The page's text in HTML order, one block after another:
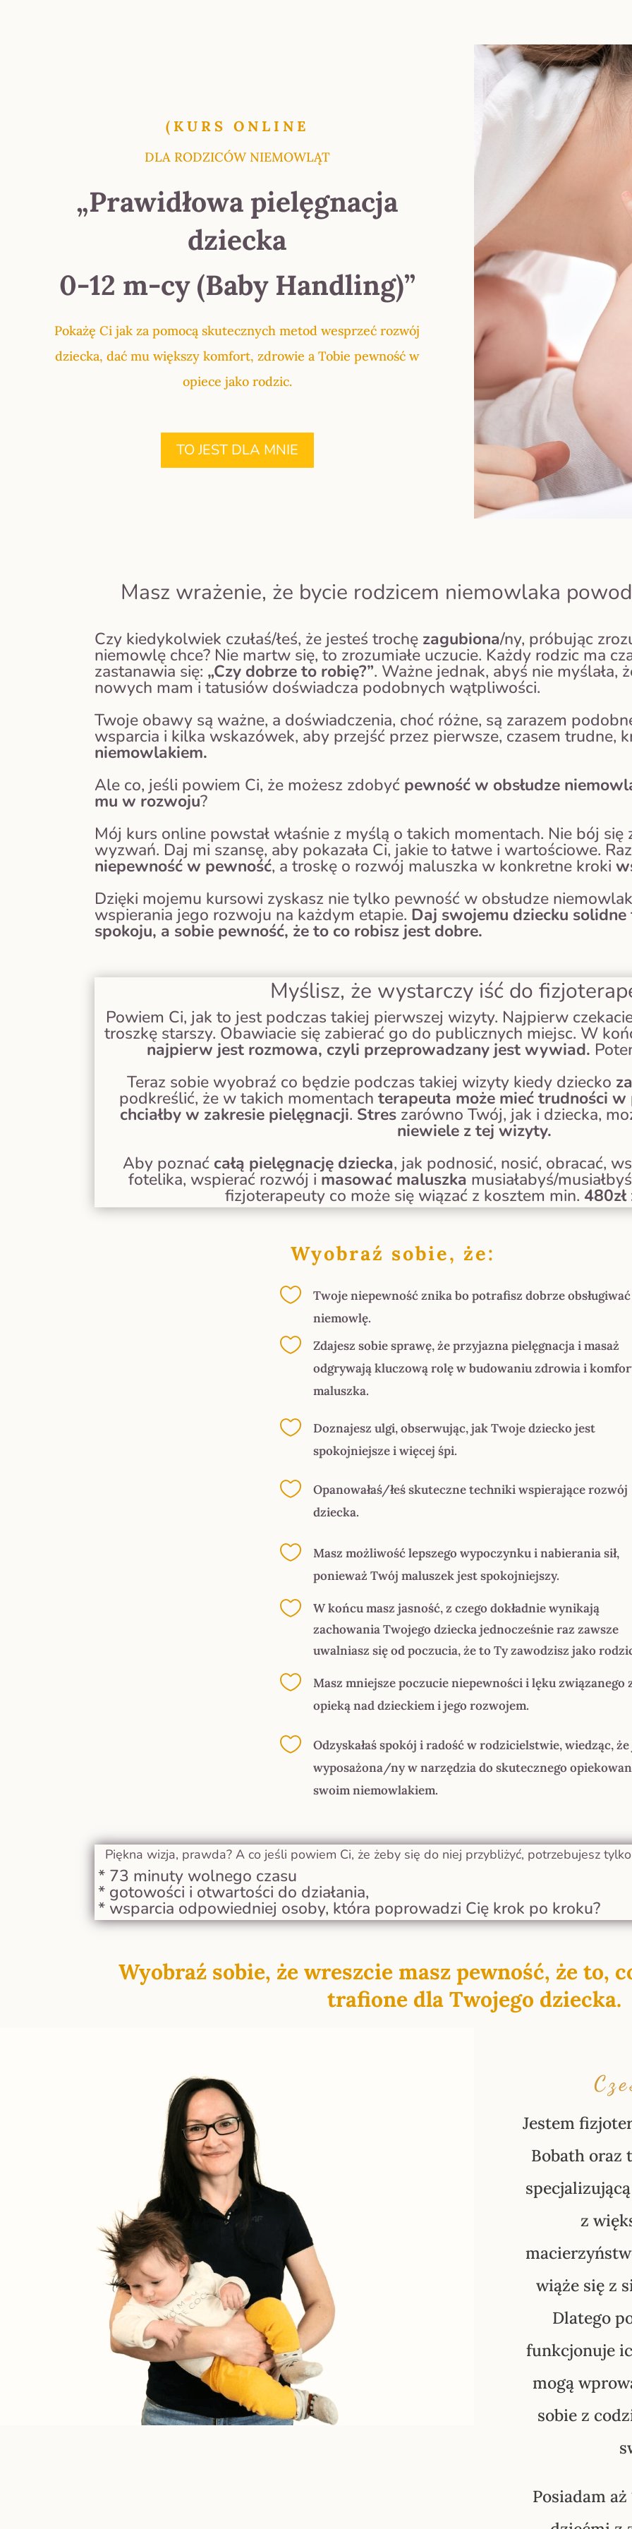
(KURS ONLINE
DLA RODZICÓW NIEMOWLĄT
„Prawidłowa pielęgnacja
dziecka
0-12 m-cy (Baby Handling)”
Pokażę Ci jak za pomocą skutecznych metod wesprzeć rozwój
dziecka, dać mu większy komfort, zdrowie a Tobie pewność w
opiece jako rodzic.
TO JEST DLA MNIE
Your content goes
settings. You can also
settings and even
Masz wrażenie, że bycie rodzicem niemowlaka
Czy kiedykolwiek czułaś/łeś, że jesteś trochę zagubiona/ny, próbując
niemowlę chce? Nie martw się, to zrozumiałe uczucie. Każdy rodzic ma
zastanawia się: „Czy dobrze to robię?”. Ważne jednak, abyś nie myślała,
nowych mam i tatusiów doświadcza podobnych wątpliwości.
Twoje obawy są ważne, a doświadczenia, choć różne, są zarazem
wsparcia i kilka wskazówek, aby przejść przez pierwsze, czasem trudne,
niemowlakiem.
Ale co, jeśli powiem Ci, że możesz zdobyć pewność w obsłudze
mu w rozwoju?
Mój kurs online powstał właśnie z myślą o takich momentach. Nie bój
wyzwań. Daj mi szansę, aby pokazała Ci, jakie to łatwe i wartościowe.
niepewność w pewność, a troskę o rozwój maluszka w konkretne kroki
Dzięki mojemu kursowi zyskasz nie tylko pewność w obsłudze
wspierania jego rozwoju na każdym etapie. Daj swojemu dziecku
spokoju, a sobie pewność, że to co robisz jest dobre.
Myślisz, że wystarczy iść do
Powiem Ci, jak to jest podczas takiej pierwszej wizyty. Najpierw
troszkę starszy. Obawiacie się zabierać go do publicznych miejsc. W
najpierw jest rozmowa, czyli przeprowadzany jest wywiad.
Teraz sobie wyobraź co będzie podczas takiej wizyty kiedy dziecko
podkreślić, że w takich momentach terapeuta może mieć trudności
chciałby w zakresie pielęgnacji. Stres zarówno Twój, jak i dziecka,
niewiele z tej wizyty.
Aby poznać całą pielęgnację dziecka, jak podnosić, nosić, obracać,
fotelika, wspierać rozwój imasować maluszka musiałabyś/
fizjoterapeuty co może się wiązać z kosztem min.
Wyobraź sobie, że:

Twoje niepewność znika bo potrafisz dobrze obsługiwać
niemowlę.

Zdajesz sobie sprawę, że przyjazna pielęgnacja i masaż
odgrywają kluczową rolę w budowaniu zdrowia i
maluszka.

Doznajesz ulgi, obserwując, jak Twoje dziecko jest
spokojniejsze i więcej śpi.

Opanowałaś/łeś skuteczne techniki wspierające rozwój
dziecka.

Masz możliwość lepszego wypoczynku i nabierania sił,
ponieważ Twój maluszek jest spokojniejszy.

W końcu masz jasność, z czego dokładnie wynikają
zachowania Twojego dziecka jednocześnie raz zawsze
uwalniasz się od poczucia, że to Ty zawodzisz jako

Masz mniejsze poczucie niepewności i lęku związanego
opieką nad dzieckiem i jego rozwojem.

Odzyskałaś spokój i radość w rodzicielstwie, wiedząc, że
wyposażona/ny w narzędzia do skutecznego
swoim niemowlakiem.
Piękna wizja, prawda? A co jeśli powiem Ci, że żeby się do niej przybliżyć, potrzebujesz
* 73 minuty wolnego czasu
* gotowości i otwartości do działania,
* wsparcia odpowiedniej osoby, która poprowadzi Cię krok po kroku?
Wyobraź sobie, że wreszcie masz pewność, że to,
trafione dla Twojego dziecka.
……………………………………………………………………………………………………………………………………………
…………………………………………………………………………………………………..Your content goes here.
Edit or remove this text inline or in the module Content settings. You can also style
every aspect of this content in the module Design settings and even apply
……………………………………………………………………………………………………………………………………………
……………………………………………………………………………………………………………………….,,,,,,,,,,,,,,,,,,,,,,,,,,,,
,,,,,,,,,,,,,,,,,,,,,,,,,,,,,,,,,,,,,,,,,,,
……………………………………………………………………………………………………………………………………………
…………………………………………………..gggggggggggggggggggggggggggggggggggggggggg
ggggggggggggggggggggggggggggggggggggggggggggggggggggggggggggggggggg
ggggggggggggggggggggggggggggggggggggggggggggggggggggggggggggggggggg
ggggggggggggggggggggggggggggggggggggggggggggggggggggggggggggggggggg
gm CSS to this text in the module Advanced settings.
Jestem
Bobath oraz
z
wiąże się z
Dlatego
funkcjonuje
mogą
sobie z
Posiadam